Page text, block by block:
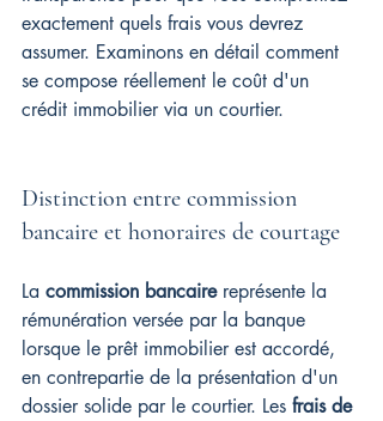
exactement quels frais vous devrez
assumer. Examinons en détail comment
se compose réellement le coût d'un
crédit immobilier via un courtier.
Distinction entre commission
bancaire et honoraires de courtage
La commission bancaire représente la
rémunération versée par la banque
lorsque le prêt immobilier est accordé,
en contrepartie de la présentation d'un
dossier solide par le courtier. Les frais de